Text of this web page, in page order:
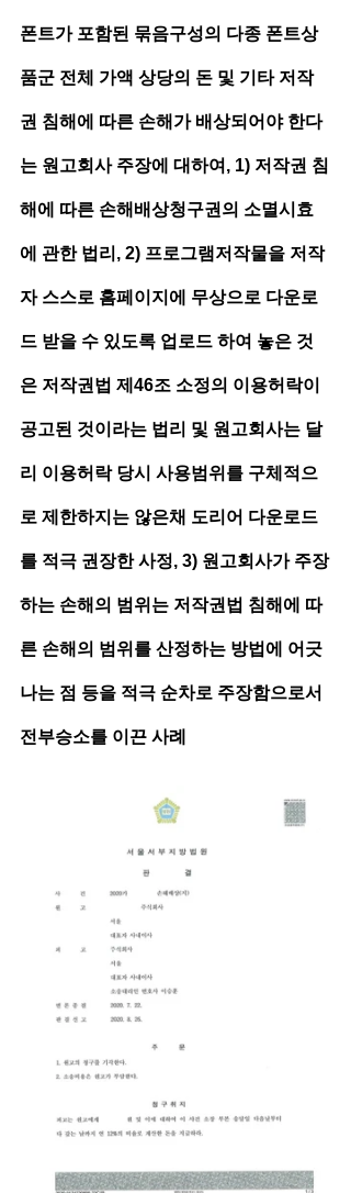
폰트가 포함된 묶음구성의 다종 폰트상
품군 전체 가액 상당의 돈 및 기타 저작
권 침해에 따른 손해가 배상되어야 한다
는 원고회사 주장에 대하여, 1) 저작권 침
해에 따른 손해배상청구권의 소멸시효
에 관한 법리, 2) 프로그램저작물을 저작
자 스스로 홈페이지에 무상으로 다운로
드 받을 수 있도록 업로드 하여 놓은 것
은 저작권법 제46조 소정의 이용허락이
공고된 것이라는 법리 및 원고회사는 달
리 이용허락 당시 사용범위를 구체적으
로 제한하지는 않은채 도리어 다운로드
를 적극 권장한 사정, 3) 원고회사가 주장
하는 손해의 범위는 저작권법 침해에 따
른 손해의 범위를 산정하는 방법에 어긋
나는 점 등을 적극 순차로 주장함으로서
전부승소를 이끈 사례